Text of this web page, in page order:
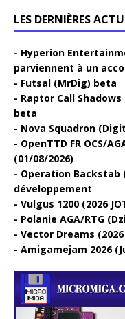
LES DERNIÈRES
Hyperion
parviennent à un
Futsal (MrDig) beta
Raptor Call Shadows
beta
Nova Squadron
OpenTTD FR OCS/
(01/08/2026)
Operation Backstab
développement
Vulgus 1200 (2026
Polanie AGA/RTG
Vector Dreams
Amigamejam 2026